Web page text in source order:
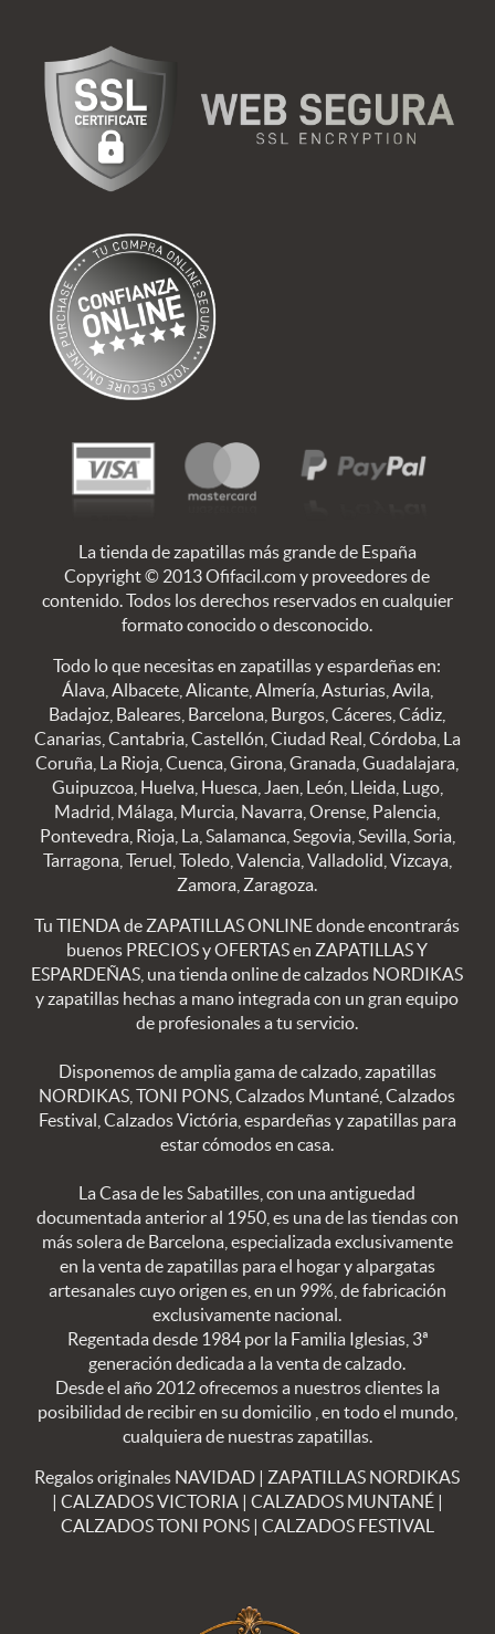
La tienda de zapatillas más grande de España
Copyright © 2013 Ofifacil.com y proveedores de
contenido. Todos los derechos reservados en cualquier
formato conocido o desconocido.
Todo lo que necesitas en zapatillas y espardeñas en:
Álava, Albacete, Alicante, Almería, Asturias, Avila,
Badajoz, Baleares, Barcelona, Burgos, Cáceres, Cádiz,
Canarias, Cantabria, Castellón, Ciudad Real, Córdoba, La
Coruña, La Rioja, Cuenca, Girona, Granada, Guadalajara,
Guipuzcoa, Huelva, Huesca, Jaen, León, Lleida, Lugo,
Madrid, Málaga, Murcia, Navarra, Orense, Palencia,
Pontevedra, Rioja, La, Salamanca, Segovia, Sevilla, Soria,
Tarragona, Teruel, Toledo, Valencia, Valladolid, Vizcaya,
Zamora, Zaragoza.
Tu TIENDA de ZAPATILLAS ONLINE donde encontrarás
buenos PRECIOS y OFERTAS en ZAPATILLAS Y
ESPARDEÑAS, una tienda online de calzados NORDIKAS
y zapatillas hechas a mano integrada con un gran equipo
de profesionales a tu servicio.
Disponemos de amplia gama de calzado, zapatillas
NORDIKAS, TONI PONS, Calzados Muntané, Calzados
Festival, Calzados Victória, espardeñas y zapatillas para
estar cómodos en casa.
La Casa de les Sabatilles, con una antiguedad
documentada anterior al 1950, es una de las tiendas con
más solera de Barcelona, especializada exclusivamente
en la venta de zapatillas para el hogar y alpargatas
artesanales cuyo origen es, en un 99%, de fabricación
exclusivamente nacional.
Regentada desde 1984 por la Familia Iglesias, 3ª
generación dedicada a la venta de calzado.
Desde el año 2012 ofrecemos a nuestros clientes la
posibilidad de recibir en su domicilio , en todo el mundo,
cualquiera de nuestras zapatillas.
Regalos originales NAVIDAD | ZAPATILLAS NORDIKAS
| CALZADOS VICTORIA| CALZADOS MUNTANÉ|
CALZADOS TONI PONS| CALZADOS FESTIVAL